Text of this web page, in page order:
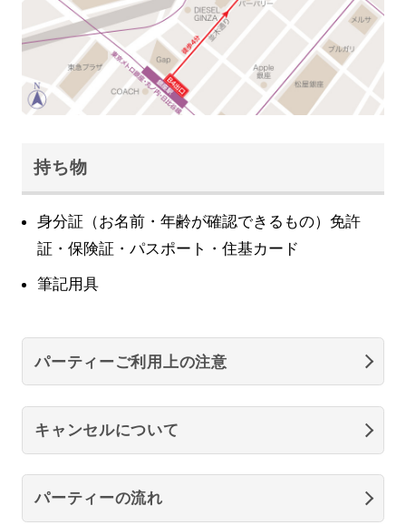
持ち物
身分証（お名前・年齢が確認できるもの）免許
証・保険証・パスポート・住基カード
筆記用具
パーティーご利用上の注意
キャンセルについて
パーティーの流れ